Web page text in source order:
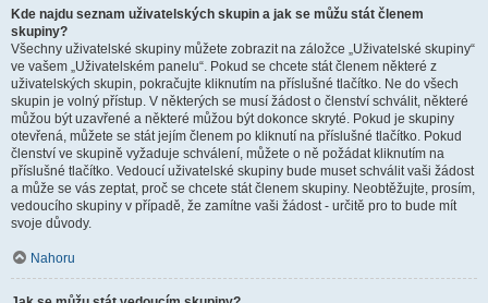
Kde najdu seznam uživatelských skupin a jak se můžu stát členem
skupiny?
Všechny uživatelské skupiny můžete zobrazit na záložce „Uživatelské skupiny“
ve vašem „Uživatelském panelu“. Pokud se chcete stát členem některé z
uživatelských skupin, pokračujte kliknutím na příslušné tlačítko. Ne do všech
skupin je volný přístup. V některých se musí žádost o členství schválit, některé
můžou být uzavřené a některé můžou být dokonce skryté. Pokud je skupiny
otevřená, můžete se stát jejím členem po kliknutí na příslušné tlačítko. Pokud
členství ve skupině vyžaduje schválení, můžete o ně požádat kliknutím na
příslušné tlačítko. Vedoucí uživatelské skupiny bude muset schválit vaši žádost
a může se vás zeptat, proč se chcete stát členem skupiny. Neobtěžujte, prosím,
vedoucího skupiny v případě, že zamítne vaši žádost - určitě pro to bude mít
svoje důvody.
Nahoru